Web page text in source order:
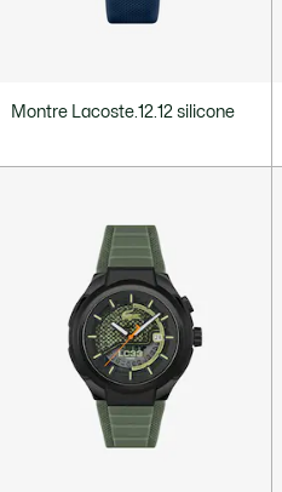
Montre Lacoste.12.12 silicone